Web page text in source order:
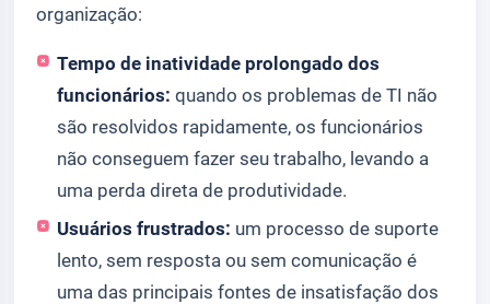
organização:
Tempo de inatividade prolongado dos
funcionários: quando os problemas de TI não
são resolvidos rapidamente, os funcionários
não conseguem fazer seu trabalho, levando a
uma perda direta de produtividade.
Usuários frustrados: um processo de suporte
lento, sem resposta ou sem comunicação é
uma das principais fontes de insatisfação dos